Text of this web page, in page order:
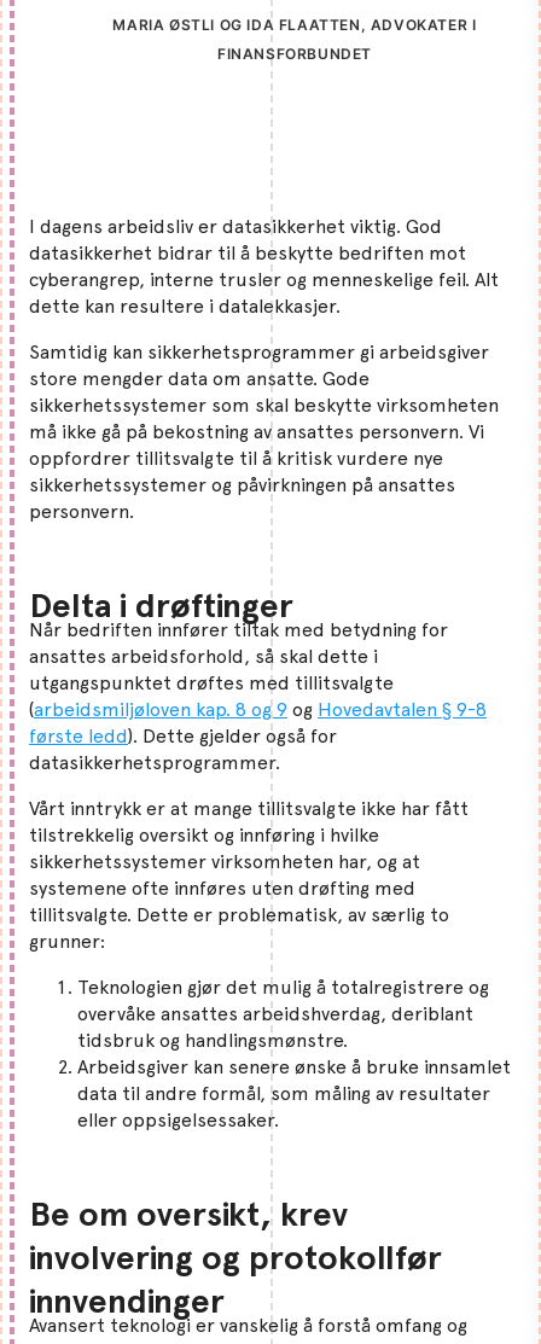
MARIA ØSTLI OG IDA FLAATTEN, ADVOKATER I
FINANSFORBUNDET
I dagens arbeidsliv er datasikkerhet viktig. God
datasikkerhet bidrar til å beskytte bedriften mot
cyberangrep, interne trusler og menneskelige feil. Alt
dette kan resultere i datalekkasjer.
Samtidig kan sikkerhetsprogrammer gi arbeidsgiver
store mengder data om ansatte. Gode
sikkerhetssystemer som skal beskytte virksomheten
må ikke gå på bekostning av ansattes personvern. Vi
oppfordrer tillitsvalgte til å kritisk vurdere nye
sikkerhetssystemer og påvirkningen på ansattes
personvern.
Delta i drøftinger
Når bedriften innfører tiltak med betydning for
ansattes arbeidsforhold, så skal dette i
utgangspunktet drøftes med tillitsvalgte
(arbeidsmiljøloven kap. 8 og 9 og Hovedavtalen § 9-8
første ledd). Dette gjelder også for
datasikkerhetsprogrammer.
Vårt inntrykk er at mange tillitsvalgte ikke har fått
tilstrekkelig oversikt og innføring i hvilke
sikkerhetssystemer virksomheten har, og at
systemene ofte innføres uten drøfting med
tillitsvalgte. Dette er problematisk, av særlig to
grunner:
Teknologien gjør det mulig å totalregistrere og
overvåke ansattes arbeidshverdag, deriblant
tidsbruk og handlingsmønstre.
Arbeidsgiver kan senere ønske å bruke innsamlet
data til andre formål, som måling av resultater
eller oppsigelsessaker.
Be om oversikt, krev
involvering og protokollfør
innvendinger
Avansert teknologi er vanskelig å forstå omfang og